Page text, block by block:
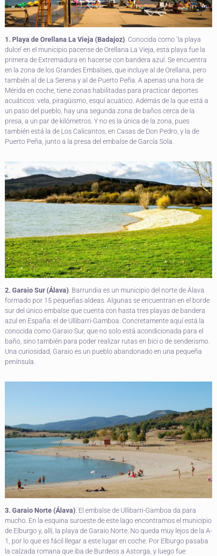
1. Playa de Orellana La Vieja (Badajoz) . Conocida como ‘la playa
dulce’ en el municipio pacense de Orellana La Vieja, esta playa fue la
primera de Extremadura en hacerse con bandera azul. Se encuentra
en la zona de los Grandes Embalses, que incluye al de Orellana, pero
también al de La Serena y al de Puerto Peña. A apenas una hora de
Mérida en coche, tiene zonas habilitadas para practicar deportes
acuáticos: vela, piragüismo, esquí acuático. Además de la que está a
un paso del pueblo, hay una segunda zona de baños cerca de la
presa, a un par de kilómetros. Y no es la única de la zona, pues
también está la de Los Calicantos, en Casas de Don Pedro, y la de
Puerto Peña, junto a la presa del embalse de García Sola.
2. Garaio Sur (Álava) . Barrundia es un municipio del norte de Álava
formado por 15 pequeñas aldeas. Algunas se encuentran en el borde
sur del único embalse que cuenta con hasta tres playas de bandera
azul en España: el de Ullibarri-Gamboa. Concretamente aquí está la
conocida como Garaio Sur, que no solo está acondicionada para el
baño, sino también para poder realizar rutas en bici o de senderismo.
Una curiosidad, Garaio es un pueblo abandonado en una pequeña
península.
3. Garaio Norte (Álava) . El embalse de Ullibarri-Gamboa da para
mucho. En la esquina suroeste de este lago encontramos el municipio
de Elburgo y, allí, la playa de Garaio Norte. No queda muy lejos de la A-
1, por lo que es fácil llegar a este lugar en coche. Por Elburgo pasaba
la calzada romana que iba de Burdeos a Astorga, y luego fue